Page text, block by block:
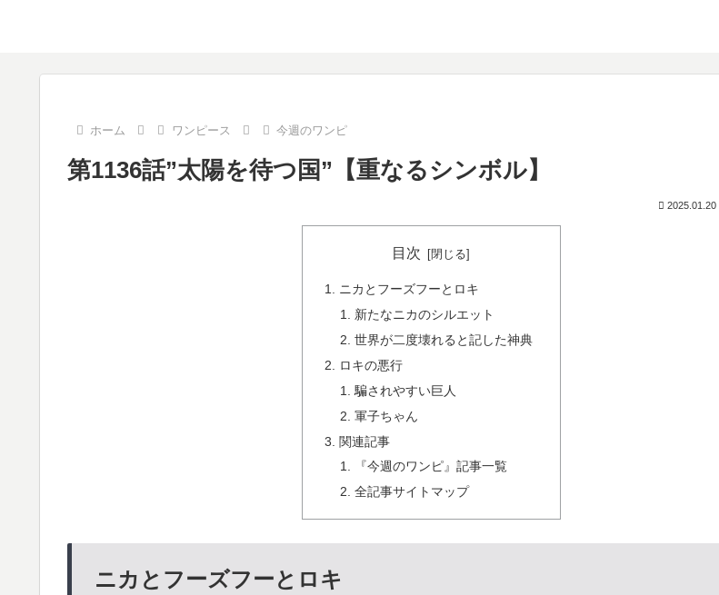
ホーム ワンピース 今週のワンピ
第1136話”太陽を待つ国”【重なるシンボル】
2025.01.20
目次
ニカとフーズフーとロキ
新たなニカのシルエット
世界が二度壊れると記した神典
ロキの悪行
騙されやすい巨人
軍子ちゃん
関連記事
『今週のワンピ』記事一覧
全記事サイトマップ
ニカとフーズフーとロキ